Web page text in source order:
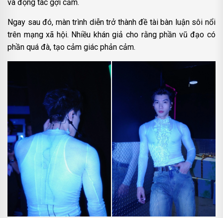
và động tác gợi cảm.
Ngay sau đó, màn trình diễn trở thành đề tài bàn luận sôi nổi
trên mạng xã hội. Nhiều khán giả cho rằng phần vũ đạo có
phần quá đà, tạo cảm giác phản cảm.